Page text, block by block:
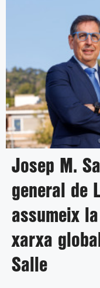
Josep M.
general de
assumeix
xarxa
Salle